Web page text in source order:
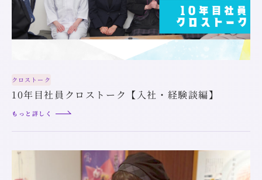
クロストーク
10年目社員クロストーク【入社・経験談編】
もっと詳しく